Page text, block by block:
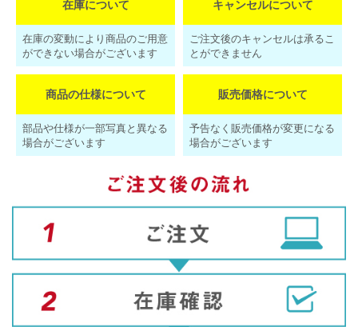
在庫について
在庫の変動により商品のご用意
ができない場合がございます
キャンセルについて
ご注文後のキャンセルは承るこ
とができません
商品の仕様について
部品や仕様が一部写真と異なる
場合がございます
販売価格について
予告なく販売価格が変更になる
場合がございます